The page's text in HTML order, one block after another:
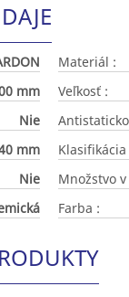
Materiál :
mm Veľkosť :
Nie
mm Klasifikácia
Nie Množstvo
Farba :